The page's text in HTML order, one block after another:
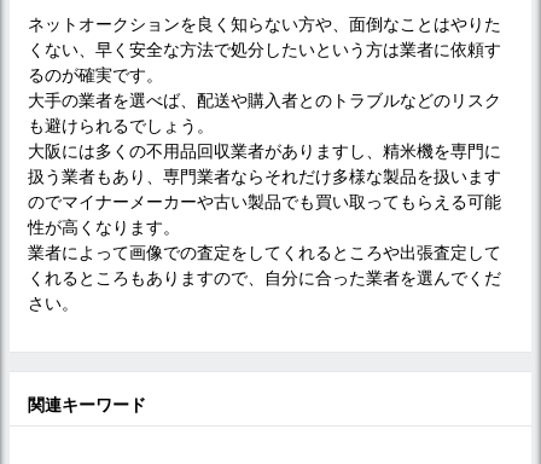
ネットオークションを良く知らない方や、面倒なことはやりた
くない、早く安全な方法で処分したいという方は業者に依頼す
るのが確実です。
大手の業者を選べば、配送や購入者とのトラブルなどのリスク
も避けられるでしょう。
大阪には多くの不用品回収業者がありますし、精米機を専門に
扱う業者もあり、専門業者ならそれだけ多様な製品を扱います
のでマイナーメーカーや古い製品でも買い取ってもらえる可能
性が高くなります。
業者によって画像での査定をしてくれるところや出張査定して
くれるところもありますので、自分に合った業者を選んでくだ
さい。
関連キーワード